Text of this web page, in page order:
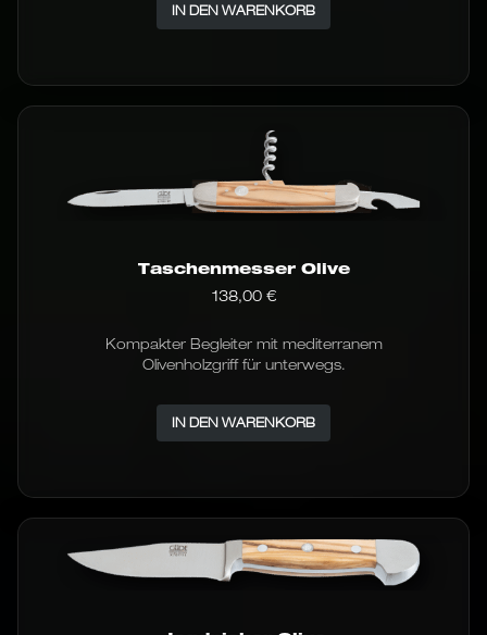
IN DEN WARENKORB
Taschenmesser Olive
138,00 €
Kompakter Begleiter mit mediterranem
Olivenholzgriff für unterwegs.
IN DEN WARENKORB